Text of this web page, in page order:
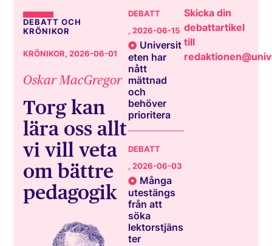
DEBATT OCH
KRÖNIKOR
KRÖNIKOR, 2026-06-01
Oskar MacGregor
Torg kan
lära oss allt
vi vill veta
om bättre
pedagogik
DEBATT
, 2026-06-15
Universit
eten har
nått
mättnad
och
behöver
prioritera
DEBATT
, 2026-06-03
Många
utestängs
från att
söka
lektorstjäns
ter
Skicka din
debattartikel
till